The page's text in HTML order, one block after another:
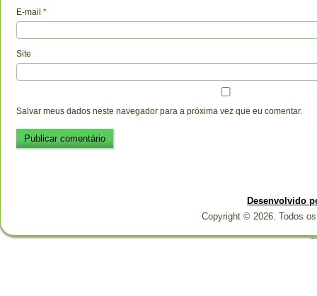
E-mail *
Site
Salvar meus dados neste navegador para a próxima vez que eu comentar.
Desenvolvido
Copyright © 2026. Todos